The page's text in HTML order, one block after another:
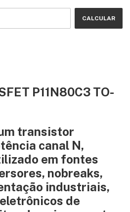
CALCULAR
P11N80C3 TO-
transistor
canal N,
em fontes
nobreaks,
industriais,
de